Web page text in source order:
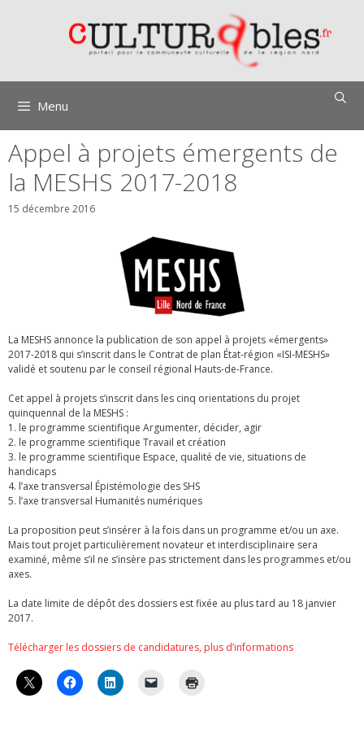
Menu
Appel à projets émergents de
la MESHS 2017-2018
15 décembre 2016
La MESHS annonce la publication de son appel à projets «émergents»
2017-2018 qui s’inscrit dans le Contrat de plan État-région «ISI-MESHS»
validé et soutenu par le conseil régional Hauts-de-France.
Cet appel à projets s’inscrit dans les cinq orientations du projet
quinquennal de la MESHS :
1. le programme scientifique Argumenter, décider, agir
2. le programme scientifique Travail et création
3. le programme scientifique Espace, qualité de vie, situations de
handicaps
4. l’axe transversal Épistémologie des SHS
5. l’axe transversal Humanités numériques
La proposition peut s’insérer à la fois dans un programme et/ou un axe.
Mais tout projet particulièrement novateur et interdisciplinaire sera
examiné, même s’il ne s’insère pas strictement dans les programmes et/ou
axes.
La date limite de dépôt des dossiers est fixée au plus tard au 18 janvier
2017.
Télécharger les dossiers de candidatures, plus d’informations